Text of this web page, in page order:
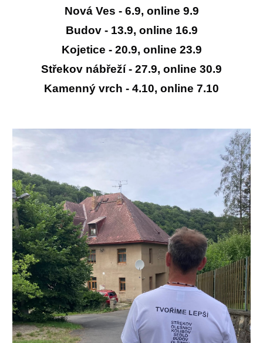
Nová Ves - 6.9, online 9.9
Budov - 13.9, online 16.9
Kojetice - 20.9, online 23.9
Střekov nábřeží - 27.9, online 30.9
Kamenný vrch - 4.10, online 7.10